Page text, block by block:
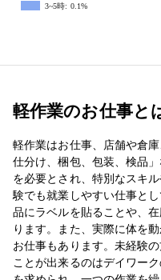
3~5時: 0.1%
軽作業のお仕事と
軽作業はお仕事、店舗や倉
仕分け、梱包、包装、検品
を必要とされ、特別なスキ
験でも就業しやすい仕事と
品にラベルを貼ることや、
ります。また、実際に体を
お仕事もあります。未経験
ことが出来るのはデイワー